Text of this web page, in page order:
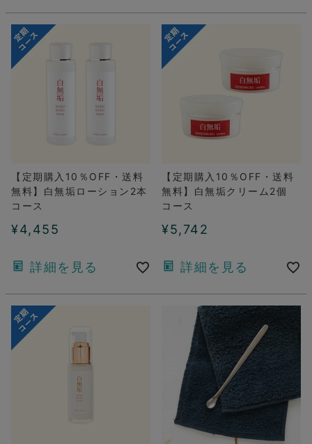
【定期購入10％OFF・送料
無料】白無垢ローション2本
コース
¥4,455
詳細を見る
【定期購入10％OFF・送料
無料】白無垢クリーム2個
コース
¥5,742
詳細を見る